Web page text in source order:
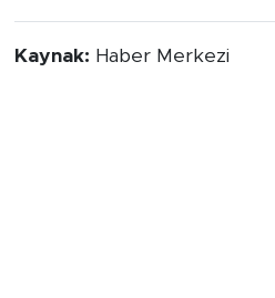
Kaynak: Haber Merkezi